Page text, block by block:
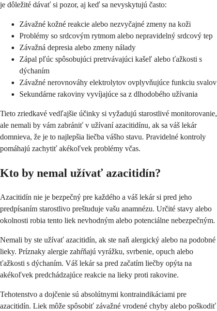
je dôležité dávať si pozor, aj keď sa nevyskytujú často:
Závažné kožné reakcie alebo nezvyčajné zmeny na koži
Problémy so srdcovým rytmom alebo nepravidelný srdcový tep
Závažná depresia alebo zmeny nálady
Zápal pľúc spôsobujúci pretrvávajúci kašeľ alebo ťažkosti s
dýchaním
Závažné nerovnováhy elektrolytov ovplyvňujúce funkciu svalov
Sekundárne rakoviny vyvíjajúce sa z dlhodobého užívania
Tieto zriedkavé vedľajšie účinky si vyžadujú starostlivé monitorovanie,
ale nemali by vám zabrániť v užívaní azacitidínu, ak sa váš lekár
domnieva, že je to najlepšia liečba vášho stavu. Pravidelné kontroly
pomáhajú zachytiť akékoľvek problémy včas.
Kto by nemal užívať azacitidín?
Azacitidín nie je bezpečný pre každého a váš lekár si pred jeho
predpísaním starostlivo preštuduje vašu anamnézu. Určité stavy alebo
okolnosti robia tento liek nevhodným alebo potenciálne nebezpečným.
Nemali by ste užívať azacitidín, ak ste naň alergický alebo na podobné
lieky. Príznaky alergie zahŕňajú vyrážku, svrbenie, opuch alebo
ťažkosti s dýchaním. Váš lekár sa pred začatím liečby opýta na
akékoľvek predchádzajúce reakcie na lieky proti rakovine.
Tehotenstvo a dojčenie sú absolútnymi kontraindikáciami pre
azacitidín. Liek môže spôsobiť závažné vrodené chyby alebo poškodiť